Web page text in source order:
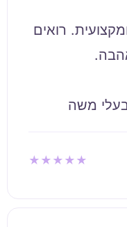
רואים
משה
★★★★★